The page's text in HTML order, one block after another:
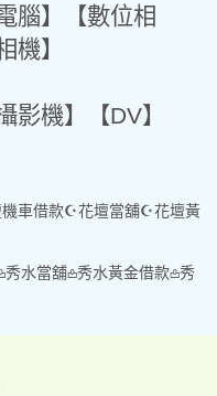
腦】【數位相
機】
影機】【DV】
車借款☪花壇當舖☪花壇黃
水當舖𖡌秀水黃金借款𖡌秀